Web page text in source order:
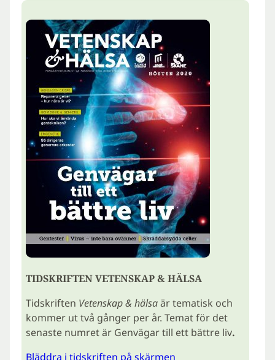
TIDSKRIFTEN VETENSKAP & HÄLSA
Tidskriften Vetenskap & hälsaär tematisk och
kommer ut två gånger per år. Temat för det
senaste numret är Genvägar till ett bättre liv.
Bläddra i tidskriften på skärmen